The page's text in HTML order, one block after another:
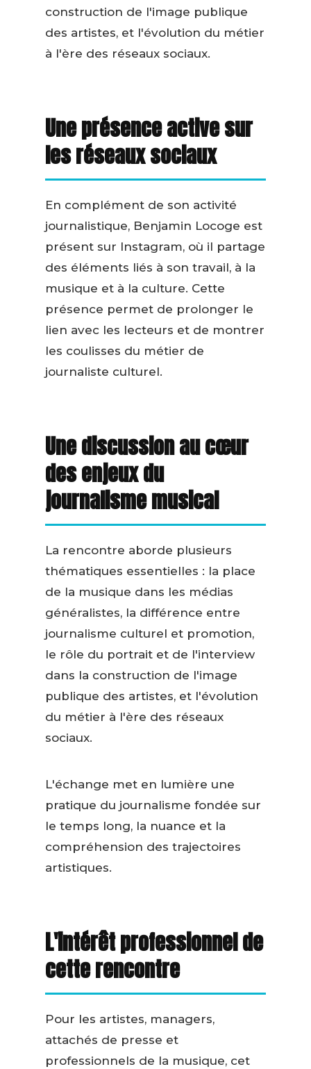
construction de l'image publique
des artistes, et l'évolution du métier
à l'ère des réseaux sociaux.
Une présence active sur
les réseaux sociaux
En complément de son activité
journalistique, Benjamin Locoge est
présent sur Instagram, où il partage
des éléments liés à son travail, à la
musique et à la culture. Cette
présence permet de prolonger le
lien avec les lecteurs et de montrer
les coulisses du métier de
journaliste culturel.
Une discussion au cœur
des enjeux du
journalisme musical
La rencontre aborde plusieurs
thématiques essentielles : la place
de la musique dans les médias
généralistes, la différence entre
journalisme culturel et promotion,
le rôle du portrait et de l'interview
dans la construction de l'image
publique des artistes, et l'évolution
du métier à l'ère des réseaux
sociaux.
L'échange met en lumière une
pratique du journalisme fondée sur
le temps long, la nuance et la
compréhension des trajectoires
artistiques.
L'intérêt professionnel de
cette rencontre
Pour les artistes, managers,
attachés de presse et
professionnels de la musique, cet